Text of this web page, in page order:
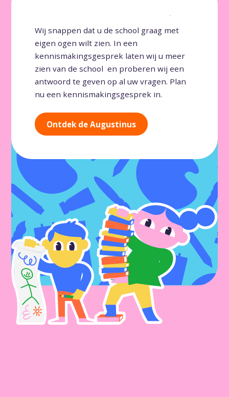
Kom sfeer proeven!
Wij snappen dat u de school graag met
eigen ogen wilt zien. In een
kennismakingsgesprek laten wij u meer
zien van de school en proberen wij een
antwoord te geven op al uw vragen. Plan
nu een kennismakingsgesprek in.
Ontdek de Augustinus